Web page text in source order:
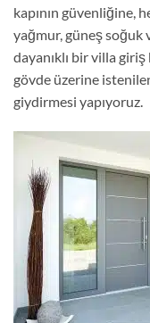
kapının güvenliğine,
yağmur, güneş soğuk
dayanıklı bir villa
gövde üzerine
giydirmesi yapıyoruz.